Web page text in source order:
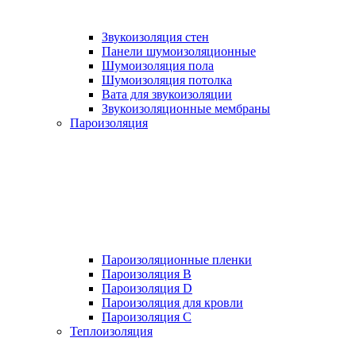
Звукоизоляция стен
Панели шумоизоляционные
Шумоизоляция пола
Шумоизоляция потолка
Вата для звукоизоляции
Звукоизоляционные мембраны
Пароизоляция
Пароизоляционные пленки
Пароизоляция B
Пароизоляция D
Пароизоляция для кровли
Пароизоляция С
Теплоизоляция